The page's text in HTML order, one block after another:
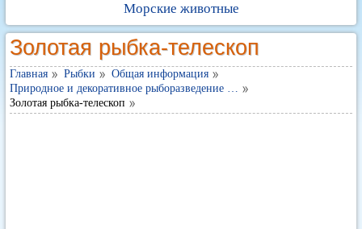
Морские животные
Золотая рыбка-телескоп
Главная Рыбки
Общая информация
Природное и декоративное рыборазведение …
Золотая рыбка-телескоп